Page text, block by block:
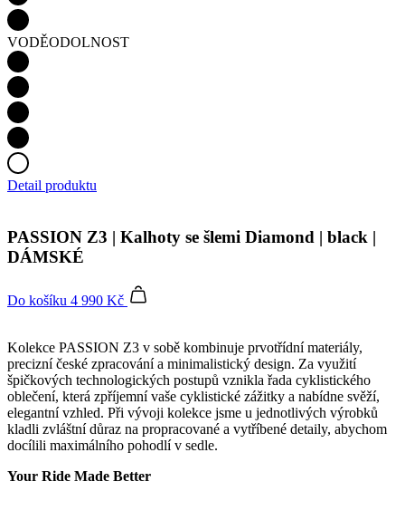
VODĚODOLNOST
Detail produktu
PASSION Z3 | Kalhoty se šlemi Diamond | black |
DÁMSKÉ
Do košíku 4 990 Kč
Kolekce PASSION Z3 v sobě kombinuje prvotřídní materiály,
precizní české zpracování a minimalistický design. Za využití
špičkových technologických postupů vznikla řada cyklistického
oblečení, která zpříjemní vaše cyklistické zážitky a nabídne svěží,
elegantní vzhled. Při vývoji kolekce jsme u jednotlivých výrobků
kladli zvláštní důraz na propracované a vytříbené detaily, abychom
docílili maximálního pohodlí v sedle.
Your Ride Made Better